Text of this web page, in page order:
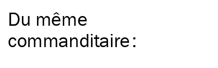
Du même
commanditaire: